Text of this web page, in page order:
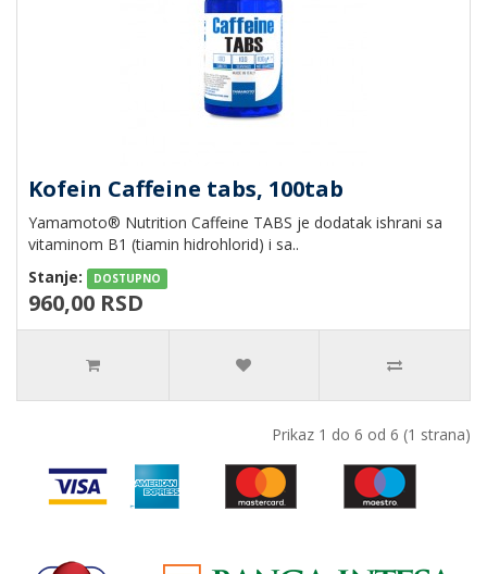
Kofein Caffeine tabs, 100tab
Yamamoto® Nutrition Caffeine TABS je dodatak ishrani sa
vitaminom B1 (tiamin hidrohlorid) i sa..
Stanje:
DOSTUPNO
960,00 RSD
Prikaz 1 do 6 od 6 (1 strana)